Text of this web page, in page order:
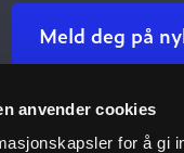
anvender cookies
for å gi
Meld deg på
Ulefos